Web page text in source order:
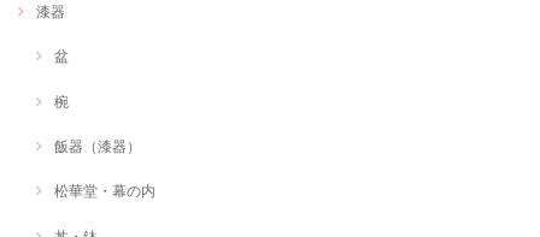
漆器
盆
椀
飯器（漆器）
松華堂・幕の内